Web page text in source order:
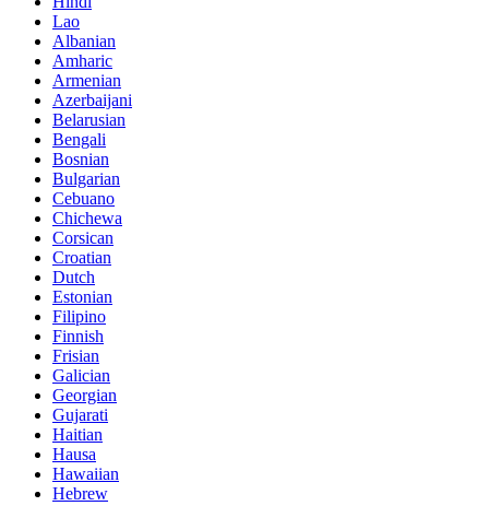
Lao
Albanian
Amharic
Armenian
Azerbaijani
Belarusian
Bengali
Bosnian
Bulgarian
Cebuano
Chichewa
Corsican
Croatian
Dutch
Estonian
Filipino
Finnish
Frisian
Galician
Georgian
Gujarati
Haitian
Hausa
Hawaiian
Hebrew